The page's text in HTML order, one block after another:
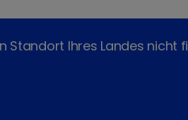
Cookies
auf dem Gerät des
und werden nicht
geschlossen wird.
können die Präferenzen
Standort Ihres Landes nicht